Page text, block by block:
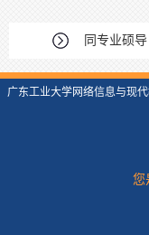
同专业硕导
广东工业大学网络信息与现
您